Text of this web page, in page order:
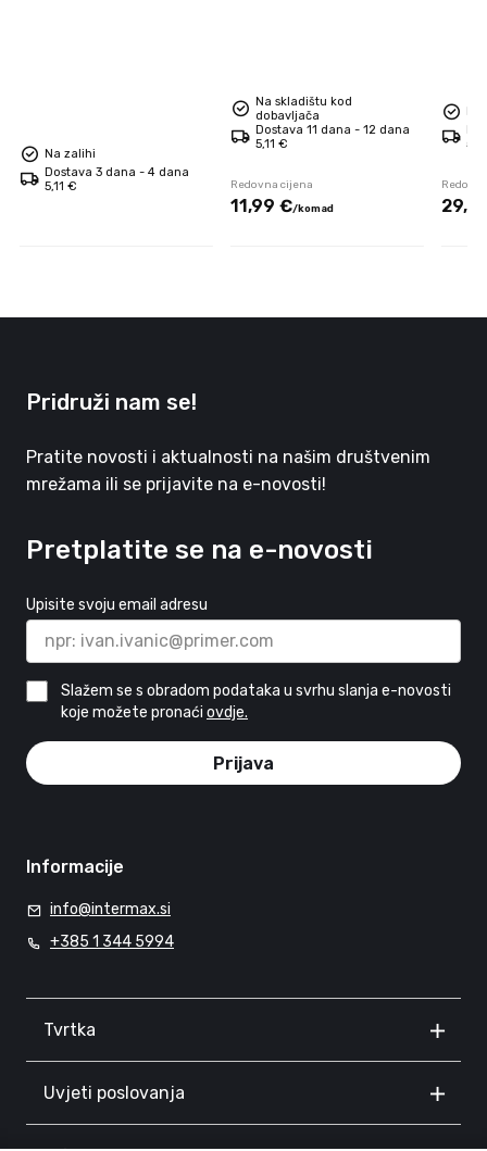
Na zalihi
Dostava 3 dana - 4 dana
5,11 €
Na skladištu kod
dobavljača
Dostava 11 dana - 12 dana
5,11 €
Redovna cijena
11,99 €/komad 29,
Pridruži nam se!
Pratite novosti i aktualnosti na našim društvenim
mrežama ili se prijavite na e-novosti!
Pretplatite se na e-novosti
Upisite svoju email adresu
Slažem se s obradom podataka u svrhu slanja e-novosti
koje možete pronaći ovdje.
Prijava
Informacije
info@intermax.si
+385 1 344 5994
Tvrtka
Uvjeti poslovanja